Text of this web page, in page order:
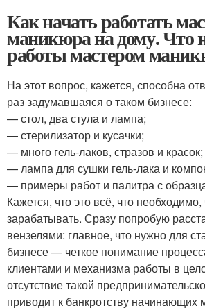
Как начать работать
маникюра на дому. Что
работы мастером
На этот вопрос, кажется, способна
раз задумавшаяся о таком бизнесе:
— стол, два стула и лампа;
— стерилизатор и кусачки;
— много гель-лаков, стразов и красок;
— лампа для сушки гель-лака и
— примеры работ и палитра с
Кажется, что это всё, что
зарабатывать. Сразу попробую
вензелями: главное, что нужно для
бизнесе — четкое понимание
клиентами и механизма работы в
отсутствие такой
приводит к банкротству